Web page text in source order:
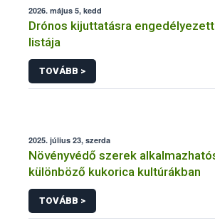
2026. május 5, kedd
Drónos kijuttatásra
listája
TOVÁBB >
2025. július 23, szerda
Növényvédő szerek
különböző kukorica kultúrákban
TOVÁBB >